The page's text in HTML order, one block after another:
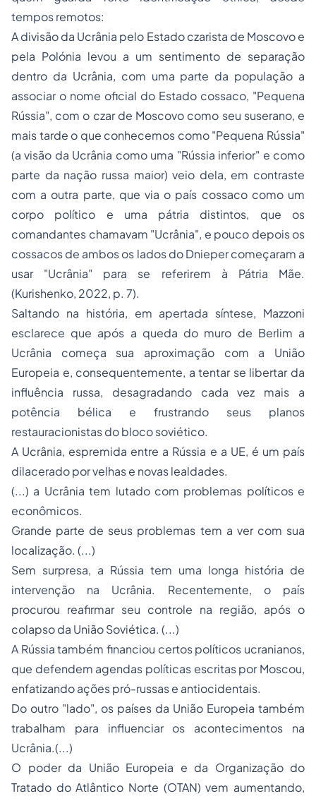
tempos remotos:
A divisão da Ucrânia pelo Estado czarista de Moscovo e
pela Polónia levou a um sentimento de separação
dentro da Ucrânia, com uma parte da população a
associar o nome oficial do Estado cossaco, "Pequena
Rússia", com o czar de Moscovo como seu suserano, e
mais tarde o que conhecemos como "Pequena Rússia"
(a visão da Ucrânia como uma "Rússia inferior" e como
parte da nação russa maior) veio dela, em contraste
com a outra parte, que via o país cossaco como um
corpo político e uma pátria distintos, que os
comandantes chamavam "Ucrânia", e pouco depois os
cossacos de ambos os lados do Dnieper começaram a
usar "Ucrânia" para se referirem à Pátria Mãe.
(Kurishenko, 2022, p. 7).
Saltando na história, em apertada síntese, Mazzoni
esclarece que após a queda do muro de Berlim a
Ucrânia começa sua aproximação com a União
Europeia e, consequentemente, a tentar se libertar da
influência russa, desagradando cada vez mais a
potência bélica e frustrando seus planos
restauracionistas do bloco soviético.
A Ucrânia, espremida entre a Rússia e a UE, é um país
dilacerado por velhas e novas lealdades.
(...) a Ucrânia tem lutado com problemas políticos e
econômicos.
Grande parte de seus problemas tem a ver com sua
localização. (...)
Sem surpresa, a Rússia tem uma longa história de
intervenção na Ucrânia. Recentemente, o país
procurou reafirmar seu controle na região, após o
colapso da União Soviética. (...)
A Rússia também financiou certos políticos ucranianos,
que defendem agendas políticas escritas por Moscou,
enfatizando ações pró-russas e antiocidentais.
Do outro "lado", os países da União Europeia também
trabalham para influenciar os acontecimentos na
Ucrânia.(...)
O poder da União Europeia e da Organização do
Tratado do Atlântico Norte (OTAN) vem aumentando,